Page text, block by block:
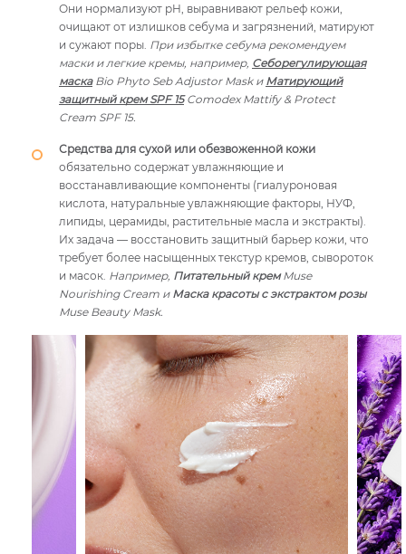
Они нормализуют pH, выравнивают рельеф кожи,
очищают от излишков себума и загрязнений, матируют
и сужают поры. При избытке себума рекомендуем
маски и легкие кремы, например, Себорегулирующая
маскаBio Phyto Seb Adjustor Mask и Матирующий
защитный крем SPF 15Comodex Mattify & Protect
Cream SPF 15.
Средства для сухой или обезвоженной кожи
обязательно содержат увлажняющие и
восстанавливающие компоненты (гиалуроновая
кислота, натуральные увлажняющие факторы, НУФ,
липиды, церамиды, растительные масла и экстракты).
Их задача — восстановить защитный барьер кожи, что
требует более насыщенных текстур кремов, сывороток
и масок. Например, Питательный кремMuse
Nourishing Cream и Маска красоты с экстрактом розы
Muse Beauty Mask.